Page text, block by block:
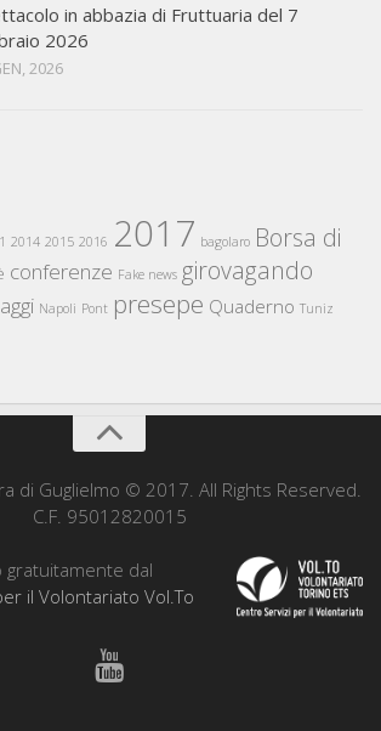
in abbazia di Fruttuaria del 7
2026
2026
2014 2015 2016 2017 bagolaro Borsa di
conferenze Fake news girovagando
Napoli Pont presepe Quaderno Tuniz
di Guglielmo © 2017. All Rights Reserved.
C.F. 95012820015
gratuitamente dal
il Volontariato Vol.To